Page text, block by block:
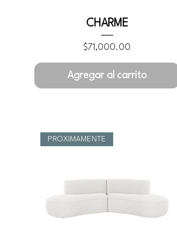
CHARME
Precio
$71,000.00
Agregar al carrito
PROXIMAMENTE